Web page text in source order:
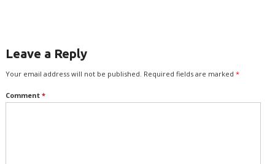
Leave a Reply
Your email address will not be published. Required fields are marked *
Comment *